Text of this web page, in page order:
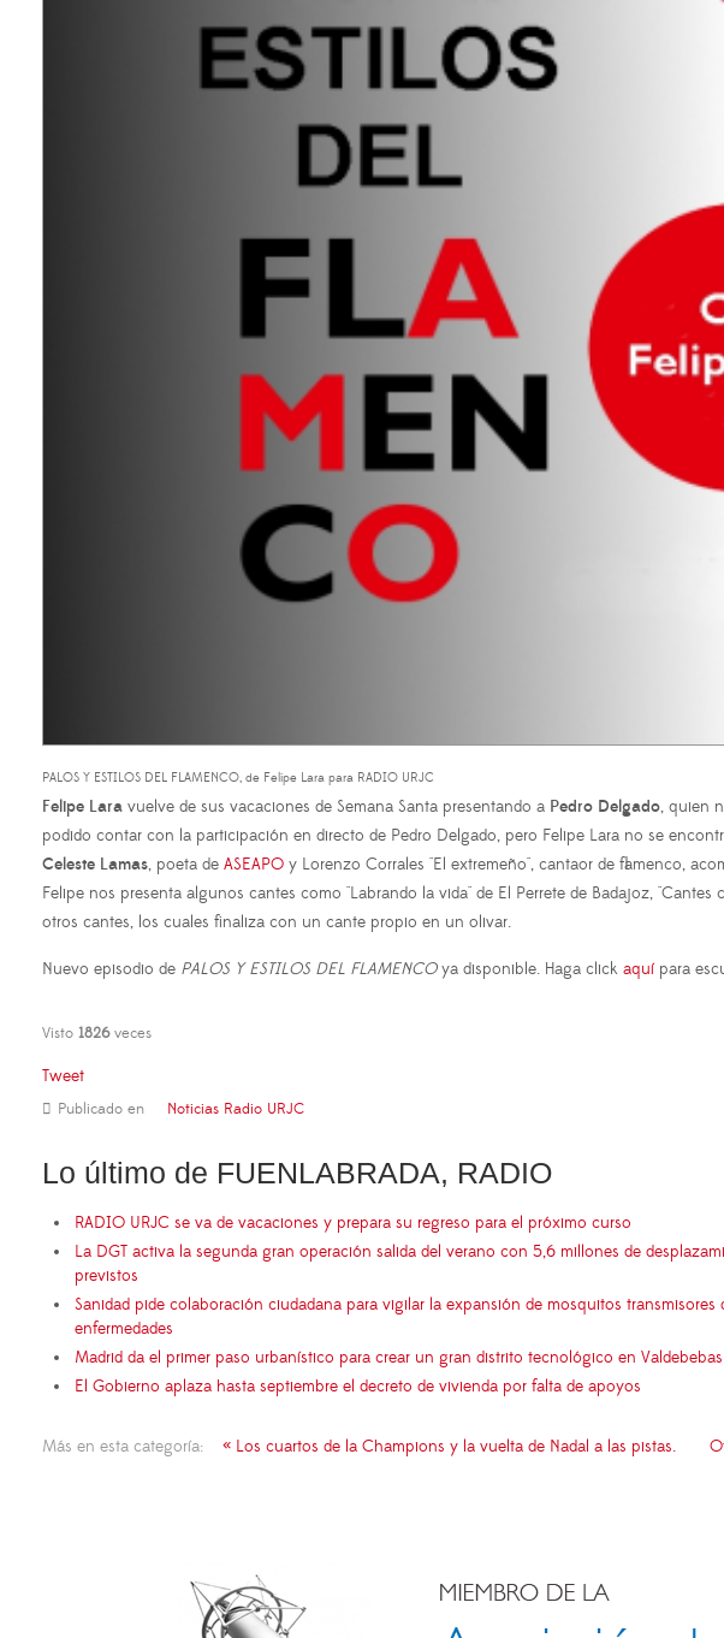
PALOS Y ESTILOS DEL FLAMENCO, de Felipe Lara para RADIO URJC
Felipe Lara vuelve de sus vacaciones de Semana Santa presentando a Pedro Delgado, quien
podido contar con la participación en directo de Pedro Delgado, pero Felipe Lara no se
Celeste Lamas, poeta de ASEAPO y Lorenzo Corrales "El extremeño", cantaor de flamenco,
Felipe nos presenta algunos cantes como "Labrando la vida" de El Perrete de Badajoz,
otros cantes, los cuales finaliza con un cante propio en un olivar.
Nuevo episodio de PALOS Y ESTILOS DEL FLAMENCOya disponible. Haga click aquípara
Visto 1826veces
Tweet
Publicado en Noticias Radio URJC
Lo último de FUENLABRADA, RADIO
RADIO URJC se va de vacaciones y prepara su regreso para el próximo curso
La DGT activa la segunda gran operación salida del verano con 5,6 millones de
previstos
Sanidad pide colaboración ciudadana para vigilar la expansión de mosquitos transmisores
enfermedades
Madrid da el primer paso urbanístico para crear un gran distrito tecnológico en Valdebebas
El Gobierno aplaza hasta septiembre el decreto de vivienda por falta de apoyos
Más en esta categoría: « Los cuartos de la Champions y la vuelta de Nadal a las pistas.